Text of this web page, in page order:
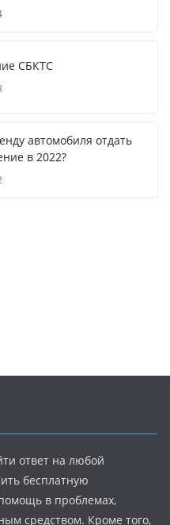
СБКТС
автомобиля отдать
в 2022?
ответ на любой
бесплатную
в проблемах,
средством. Кроме того,